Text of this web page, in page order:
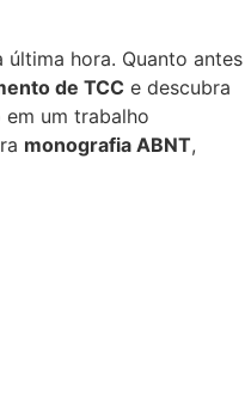
última hora. Quanto antes
de TCC e descubra
um trabalho
monografia ABNT,